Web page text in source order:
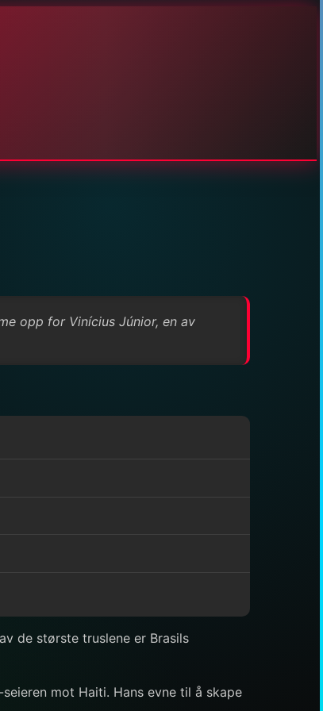
opp for Vinícius Júnior, en av
de største truslene er Brasils
mot Haiti. Hans evne til å skape